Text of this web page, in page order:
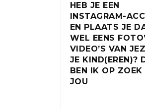
HEB JE EEN
INSTAGRAM-
EN PLAATS JE
WEL EENS
VIDEO’S VAN
JE KIND(EREN)?
BEN IK OP ZOEK
JOU